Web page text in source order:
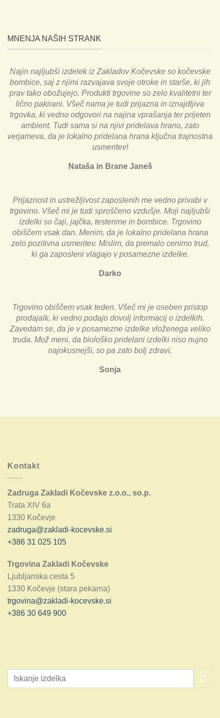
MNENJA NAŠIH STRANK
Najin najljubši izdelek iz Zakladov Kočevske so kočevske
bombice, saj z njimi razvajava svoje otroke in starše, ki jih
prav tako obožujejo. Produkti trgovine so zelo kvalitetni ter
lično pakirani. Všeč nama je tudi prijazna in iznajdljiva
trgovka, ki vedno odgovori na najina vprašanja ter prijeten
ambient. Tudi sama si na njivi pridelava hrano, zato
verjameva, da je lokalno pridelana hrana ključna trajnostna
usmeritev!
Nataša in Brane Janeš
Prijaznost in ustrežljivost zaposlenih me vedno privabi v
trgovino. Všeč mi je tudi sproščeno vzdušje. Moji najljubši
izdelki so čaji, jajčka, testenine in bombice. Trgovino
obiščem vsak dan. Menim, da je lokalno pridelana hrana
zelo pozitivna usmeritev. Mislim, da premalo cenimo trud,
ki ga zaposleni vlagajo v posamezne izdelke.
Darko
Trgovino obiščem vsak teden. Všeč mi je oseben pristop
prodajalk, ki vedno podajo dovolj informacij o izdelkih.
Zavedam se, da je v posamezne izdelke vloženega veliko
truda. Mož meni, da biološko pridelani izdelki niso nujno
najokusnejši, so pa zato bolj zdravi.
Sonja
Kontakt
Zadruga Zakladi Kočevske z.o.o., so.p.
Trata XIV 6a
1330 Kočevje
zadruga@zakladi-kocevske.si
+386 31 025 105
Trgovina Zakladi Kočevske
Ljubljanska cesta 5
1330 Kočevje (stara pekarna)
trgovina@zakladi-kocevske.si
+386 30 649 900